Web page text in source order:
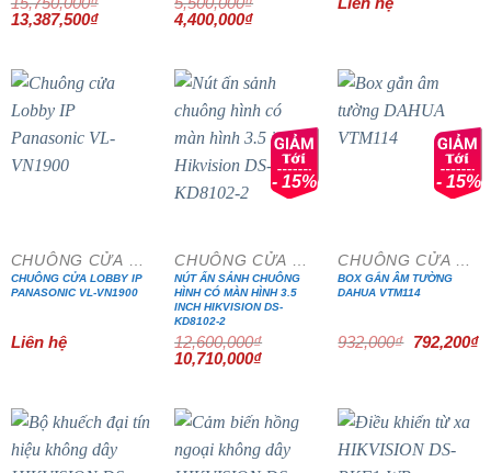
Giá
gốc
13,387,500₫Giá
13,387,500₫.
Giá
gốc
4,400,000₫Giá
4,400,000₫.
CHUÔNG CỬA LOBBY IP
PANASONIC VL-VN1900
Liên hệ
- 15%
NÚT ẤN SẢNH CHUÔNG
HÌNH CÓ MÀN HÌNH 3.5
INCH HIKVISION DS-
KD8102-2
12,600,000₫
Giá
gốc
10,710,000₫Giá
10,710,000₫.
- 15%
BOX GẮN ÂM TƯỜNG
DAHUA VTM114
932,000₫
Giá
gốc
792,200₫